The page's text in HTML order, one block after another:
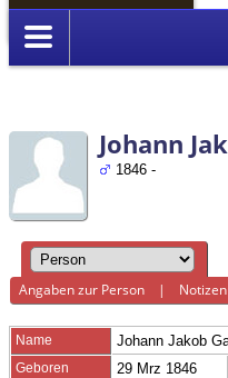
Anmelden
Johann
1846 -
Angaben zur Person | Notizen
Name Johann Jakob
Geboren 29 Mrz 1846